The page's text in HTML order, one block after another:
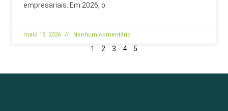
empresariais. Em 2026, o
maio 15, 2026 Nenhum comentário
1 2 3 4 5